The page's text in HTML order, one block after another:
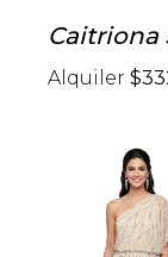
Caitriona
Alquiler